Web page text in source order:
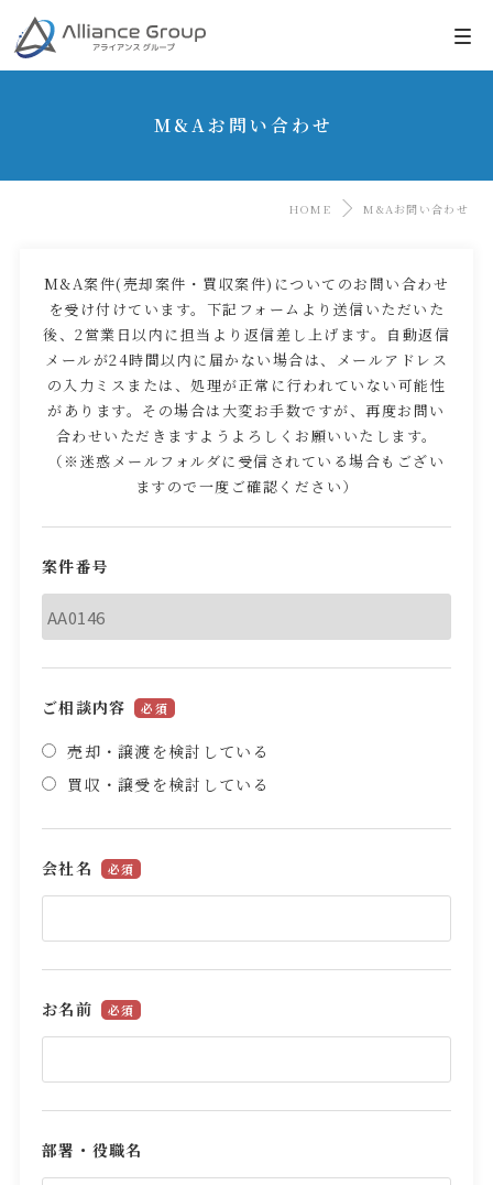
M&Aお問い合わせ
HOME M&Aお問い合わせ
M&A案件(売却案件・買収案件)についてのお問い合わせ
を受け付けています。下記フォームより送信いただいた
後、2営業日以内に担当より返信差し上げます。自動返信
メールが24時間以内に届かない場合は、メールアドレス
の入力ミスまたは、処理が正常に行われていない可能性
があります。その場合は大変お手数ですが、再度お問い
合わせいただきますようよろしくお願いいたします。
（※迷惑メールフォルダに受信されている場合もござい
ますので一度ご確認ください）
案件番号
ご相談内容 必須
売却・譲渡を検討している
買収・譲受を検討している
会社名 必須
お名前 必須
部署・役職名